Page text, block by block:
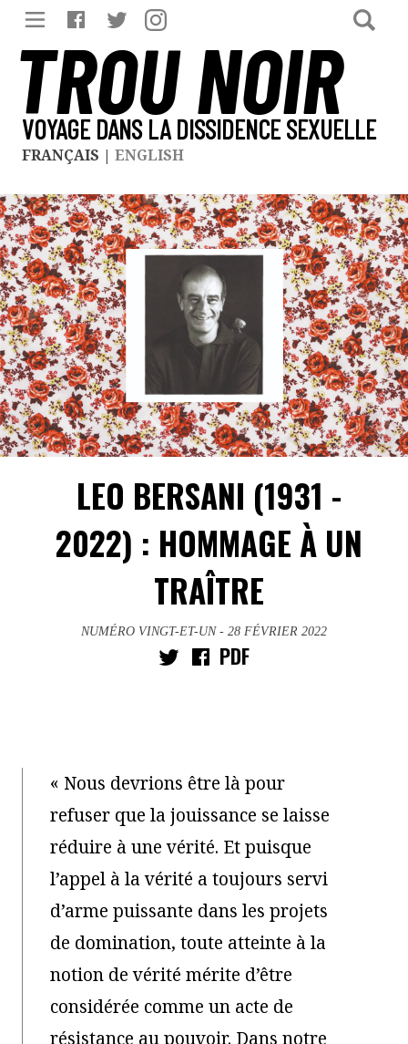
TROU NOIR
VOYAGE DANS LA DISSIDENCE SEXUELLE
FRANÇAIS | ENGLISH
LEO BERSANI (1931 -
2022) : HOMMAGE À UN
TRAÎTRE
NUMÉRO VINGT-ET-UN - 28 FÉVRIER 2022
PDF
« Nous devrions être là pour
refuser que la jouissance se laisse
réduire à une vérité. Et puisque
l’appel à la vérité a toujours servi
d’arme puissante dans les projets
de domination, toute atteinte à la
notion de vérité mérite d’être
considérée comme un acte de
résistance au pouvoir. Dans notre